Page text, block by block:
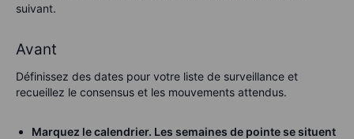
suivant.
Avant
Définissez des dates pour votre liste de surveillance et
recueillez le consensus et les mouvements attendus.
Marquez le calendrier. Les semaines de pointe se situent